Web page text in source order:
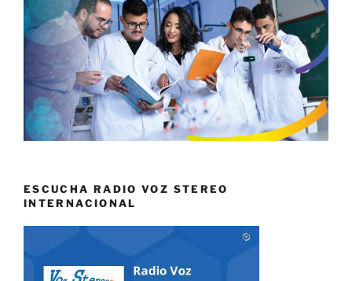
ESCUCHA RADIO VOZ STEREO
INTERNACIONAL